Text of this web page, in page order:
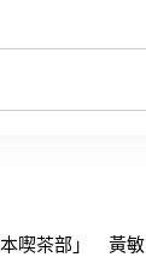
喫茶部」 黃